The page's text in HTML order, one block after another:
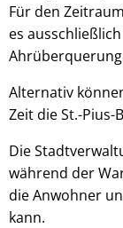
Für den
es
Alternativ
Zeit die St.-Pius-
Die
während der
die Anwohner
kann.